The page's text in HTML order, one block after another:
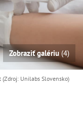
Zobraziť galériu (4)
Unilabs Slovensko)